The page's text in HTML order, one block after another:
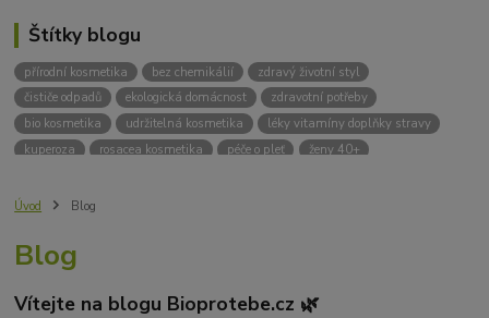
Štítky blogu
přírodní kosmetika bez chemikálií
zdravý životní styl
čističe odpadů
ekologická domácnost
zdravotní potřeby
bio kosmetika
udržitelná kosmetika
léky vitamíny doplňky stravy
kuperoza
rosacea kosmetika péče o pleť
ženy 40+
bez chemie
Přírodní čistící prostředky
Jak se zbavit lupů
Příčiny lupů Léčba lupů
Úvod Blog
Blog
Vítejte na blogu Bioprotebe.cz 🌿